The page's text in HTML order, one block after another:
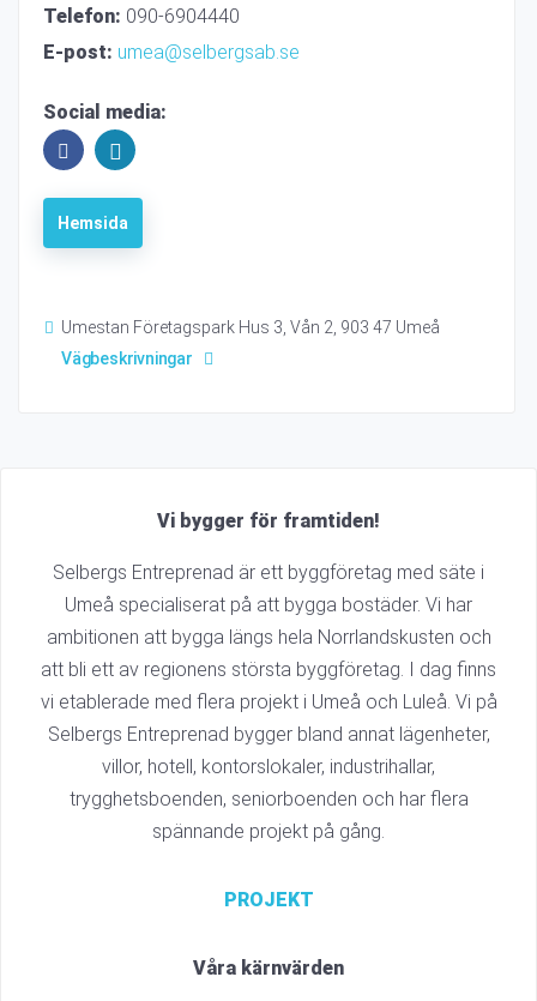
Vi bygger för framtiden!
Selbergs Entreprenad är ett byggföretag med säte i
Umeå specialiserat på att bygga bostäder. Vi har
ambitionen att bygga längs hela Norrlandskusten och
att bli ett av regionens största byggföretag. I dag finns
vi etablerade med flera projekt i Umeå och Luleå. Vi på
Selbergs Entreprenad bygger bland annat lägenheter,
villor, hotell, kontorslokaler, industrihallar,
trygghetsboenden, seniorboenden och har flera
spännande projekt på gång.
PROJEKT
Våra kärnvärden
Telefon: 090-6904440
E-post: umea@selbergsab.se
Social media:
Hemsida
Umestan Företagspark Hus 3, Vån 2, 903 47 Umeå
Vägbeskrivningar